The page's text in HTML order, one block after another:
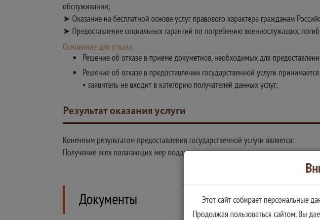
обслуживании;
➤ Оказание на бесплатной основе услуг правового характера гражданам
➤ Предоставление социальных гарантий по погребению военнослужащих,
Основание для отказа:
Решение об отказе в приеме докуметнов, необходимых для
Решение об отказе в предоставлении государственной услуги принимается
• заявитель не входит в категорию получателей данных услуг;
Результат оказания услуги
Конечным результатом предоставления государственной услуги является:
Получение всех полагающих мер поддержки
Документы
Этот сайт собирает персональные
Продолжая пользоваться сайтом, Вы